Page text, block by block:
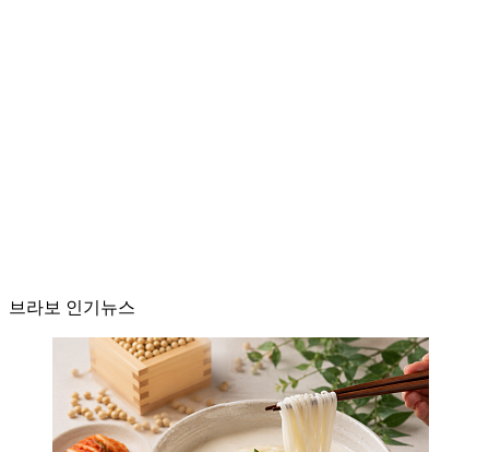
브라보 인기뉴스